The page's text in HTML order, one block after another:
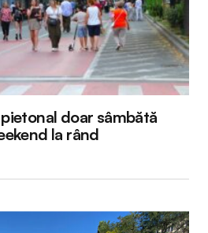
doar sâmbătă
la rând